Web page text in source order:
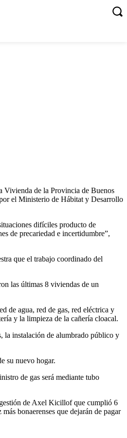
Vivienda de la Provincia de Buenos
el Ministerio de Hábitat y Desarrollo
difíciles producto de
de precariedad e incertidumbre”,
que el trabajo coordinado del
las últimas 8 viviendas de un
de agua, red de gas, red eléctrica y
y la limpieza de la cañería cloacal.
la instalación de alumbrado público y
su nuevo hogar.
de gas será mediante tubo
gestión de Axel Kicillof que cumplió 6
bonaerenses que dejarán de pagar